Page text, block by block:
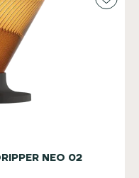
NEO 02